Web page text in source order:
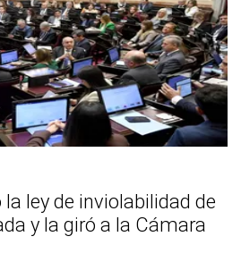
la ley de inviolabilidad de
y la giró a la Cámara